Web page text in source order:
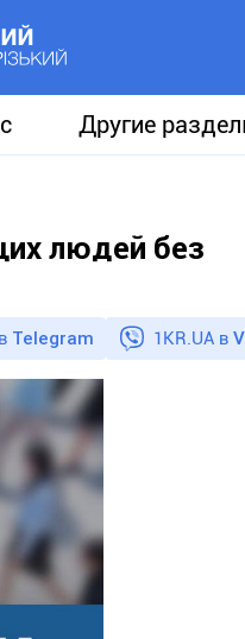
Другие
людей без
Telegram 1KR.UA в